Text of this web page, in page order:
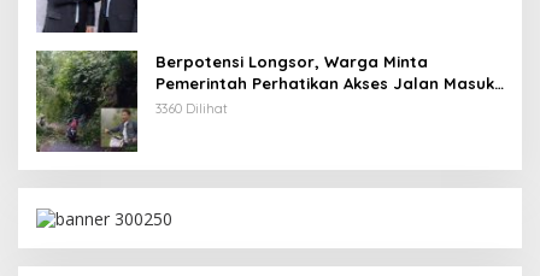
Berpotensi Longsor, Warga Minta
Pemerintah Perhatikan Akses Jalan Masuk
Kecamatan Kumelembuai
3360 Dilihat